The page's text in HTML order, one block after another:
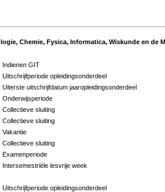
Chemie, Fysica, Informatica, Wiskunde en de
Indienen GIT
Uitschrijfperiode opleidingsonderdeel
Uiterste uitschrijfdatum jaaropleidingsonderdeel
Onderwijsperiode
Collectieve sluiting
Collectieve sluiting
Vakantie
Collectieve sluiting
Examenperiode
Intersemestriële lesvrije week
Uitschrijfperiode opleidingsonderdeel